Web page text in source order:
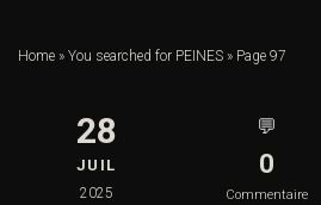
Home » You searched for PEINES » Page 97
28
JUIL
2025
💬
0
Commentaire